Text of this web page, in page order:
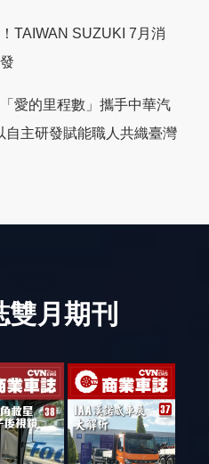
TAIWAN SUZUKI 7月消
愛的里程數」攜手中華汽
自主研發賦能職人共織臺灣
雙月期刊